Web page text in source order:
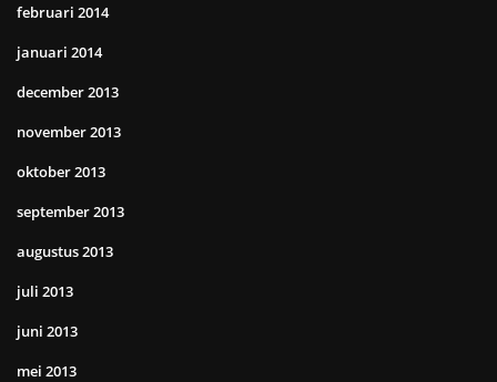
februari 2014
januari 2014
december 2013
november 2013
oktober 2013
september 2013
augustus 2013
juli 2013
juni 2013
mei 2013